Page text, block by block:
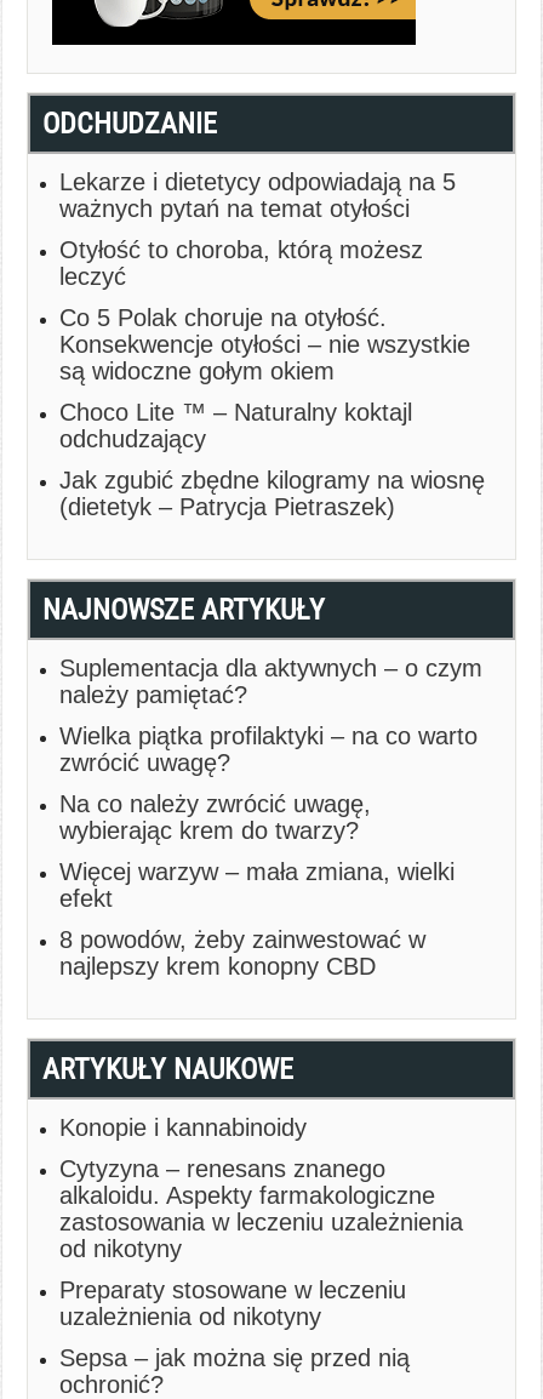
ODCHUDZANIE
Lekarze i dietetycy odpowiadają na 5
ważnych pytań na temat otyłości
Otyłość to choroba, którą możesz
leczyć
Co 5 Polak choruje na otyłość.
Konsekwencje otyłości – nie wszystkie
są widoczne gołym okiem
Choco Lite ™ – Naturalny koktajl
odchudzający
Jak zgubić zbędne kilogramy na wiosnę
(dietetyk – Patrycja Pietraszek)
NAJNOWSZE ARTYKUŁY
Suplementacja dla aktywnych – o czym
należy pamiętać?
Wielka piątka profilaktyki – na co warto
zwrócić uwagę?
Na co należy zwrócić uwagę,
wybierając krem do twarzy?
Więcej warzyw – mała zmiana, wielki
efekt
8 powodów, żeby zainwestować w
najlepszy krem konopny CBD
ARTYKUŁY NAUKOWE
Konopie i kannabinoidy
Cytyzyna – renesans znanego
alkaloidu. Aspekty farmakologiczne
zastosowania w leczeniu uzależnienia
od nikotyny
Preparaty stosowane w leczeniu
uzależnienia od nikotyny
Sepsa – jak można się przed nią
ochronić?